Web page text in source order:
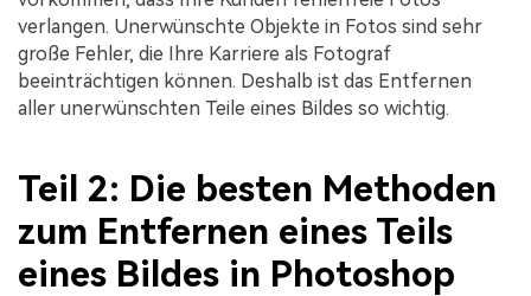
verlangen. Unerwünschte Objekte in Fotos sind sehr
große Fehler, die Ihre Karriere als Fotograf
beeinträchtigen können. Deshalb ist das Entfernen
aller unerwünschten Teile eines Bildes so wichtig.
Teil 2: Die besten Methoden
zum Entfernen eines Teils
eines Bildes in Photoshop